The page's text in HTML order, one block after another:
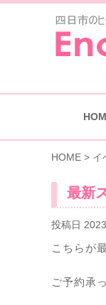
HOME > イ
最新
投稿日
こちらが
ご予約承